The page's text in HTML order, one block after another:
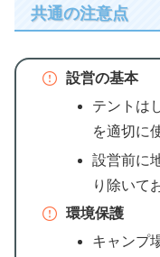
共通の注意点
設営の基本
テントは
を適切に
設営前に
り除いて
環境保護
キャンプ